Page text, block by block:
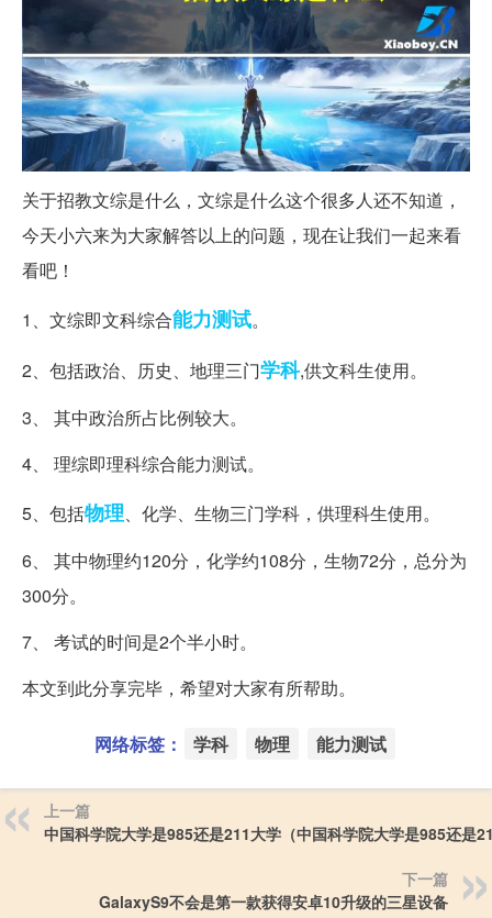
关于招教文综是什么，文综是什么这个很多人还不知道，
今天小六来为大家解答以上的问题，现在让我们一起来看
看吧！
1、文综即文科综合能力测试。
2、包括政治、历史、地理三门学科,供文科生使用。
3、 其中政治所占比例较大。
4、 理综即理科综合能力测试。
5、包括物理、化学、生物三门学科，供理科生使用。
6、 其中物理约120分，化学约108分，生物72分，总分为
300分。
7、 考试的时间是2个半小时。
本文到此分享完毕，希望对大家有所帮助。
网络标签： 学科 物理 能力测试
上一篇
中国科学院大学是985还是211大学（中国科学院大学是985还是
下一篇
GalaxyS9不会是第一款获得安卓10升级的三星设备